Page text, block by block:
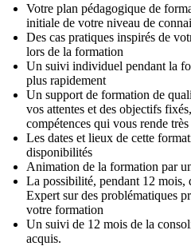
Votre plan pédagogique de
initiale de votre niveau de
Des cas pratiques inspirés de
lors de la formation
Un suivi individuel pendant la
plus rapidement
Un support de formation de
vos attentes et des objectifs
compétences qui vous rende
Les dates et lieux de cette
disponibilités
Animation de la formation par
La possibilité, pendant 12 mois,
Expert sur des problématiques
votre formation
Un suivi de 12 mois de la
acquis.